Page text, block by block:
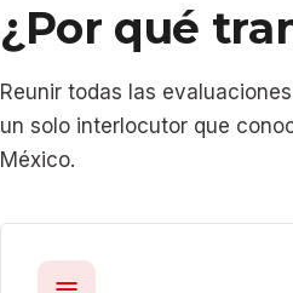
¿Por qué
Reunir todas las
un solo interlocutor que
México.